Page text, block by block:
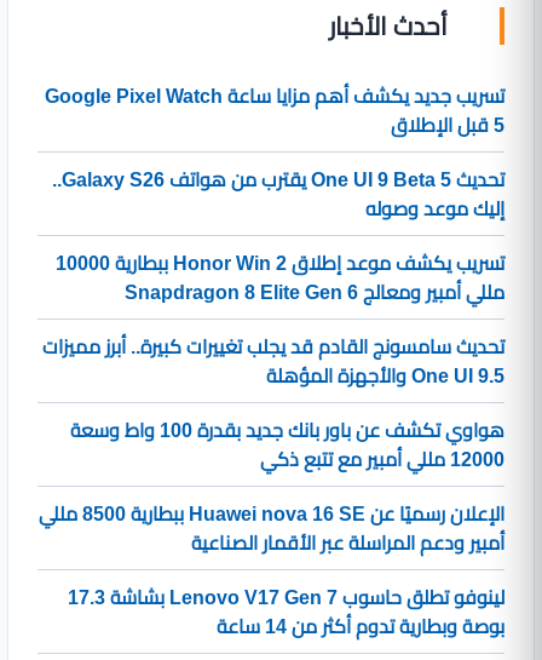
أحدث الأخبار
تسريب جديد يكشف أهم مزايا ساعة Google Pixel Watch
5 قبل الإطلاق
تحديث One UI 9 Beta 5 يقترب من هواتف Galaxy S26..
إليك موعد وصوله
تسريب يكشف موعد إطلاق Honor Win 2 ببطارية 10000
مللي أمبير ومعالج Snapdragon 8 Elite Gen 6
تحديث سامسونج القادم قد يجلب تغييرات كبيرة.. أبرز مميزات
One UI 9.5 والأجهزة المؤهلة
هواوي تكشف عن باور بانك جديد بقدرة 100 واط وسعة
12000 مللي أمبير مع تتبع ذكي
الإعلان رسميًا عن Huawei nova 16 SE ببطارية 8500 مللي
أمبير ودعم المراسلة عبر الأقمار الصناعية
لينوفو تطلق حاسوب Lenovo V17 Gen 7 بشاشة 17.3
بوصة وبطارية تدوم أكثر من 14 ساعة